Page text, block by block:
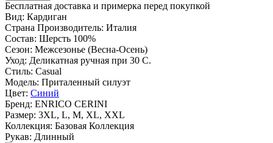
Бесплатная доставка и примерка перед покупкой
Вид: Кардиган
Страна Производитель: Италия
Состав: Шерсть 100%
Сезон: Межсезонье (Весна-Осень)
Уход: Деликатная ручная при 30 С.
Стиль: Casual
Модель: Приталенный силуэт
Цвет: Синий
Бренд: ENRICO CERINI
Размер: 3XL, L, M, XL, XXL
Коллекция: Базовая Коллекция
Рукав: Длинный